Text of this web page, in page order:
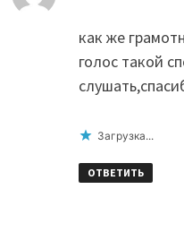
как же
голос такой
Загрузка...
ОТВЕТИТЬ